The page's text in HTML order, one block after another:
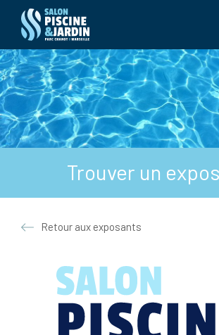
Trouver un
Retour aux exposants